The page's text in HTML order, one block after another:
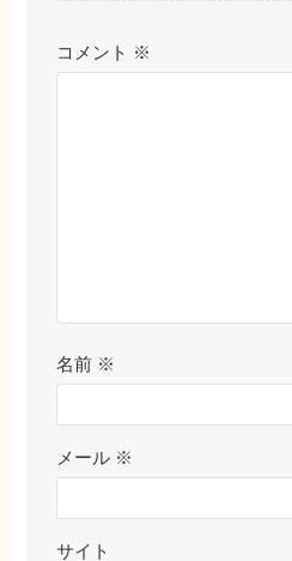
コメント ※
名前 ※
メール ※
サイト